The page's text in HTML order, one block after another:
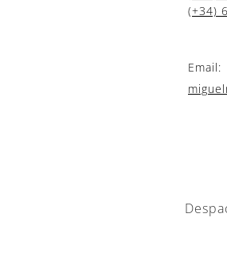
(+34)
Email: